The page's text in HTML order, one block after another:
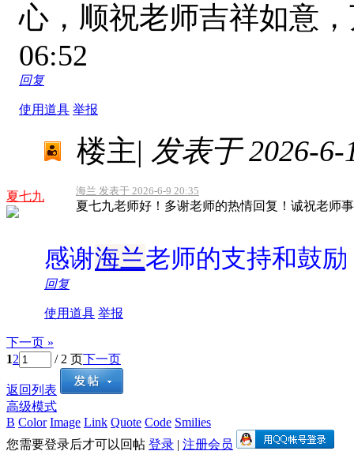
心，顺祝老师吉祥如意
06:52
回复
使用道具 举报
夏七九
楼主| 发表于 2026-6-
海兰 发表于 2026-6-9 20:35
夏七九老师好！多谢老师的热情回复！诚祝老师
感谢海兰老师的支持和鼓励
回复
使用道具 举报
下一页 »
12 / 2 页下一页
返回列表
高级模式
B Color Image Link Quote Code Smilies
您需要登录后才可以回帖 登录 | 注册会员